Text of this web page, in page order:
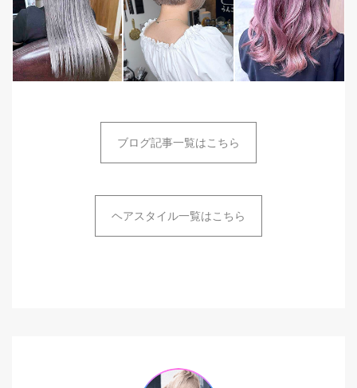
ブログ記事一覧はこちら
ヘアスタイル一覧はこちら